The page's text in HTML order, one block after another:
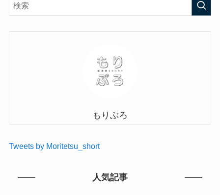
もりぶろ
Tweets by Moritetsu_short
人気記事